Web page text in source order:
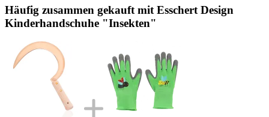
Häufig zusammen gekauft mit Esschert Design
Kinderhandschuhe "Insekten"